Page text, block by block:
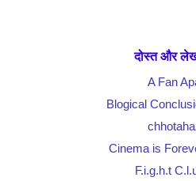
दोस्त और
A Fan
Blogical
Cinema is
F.i.g.h.t